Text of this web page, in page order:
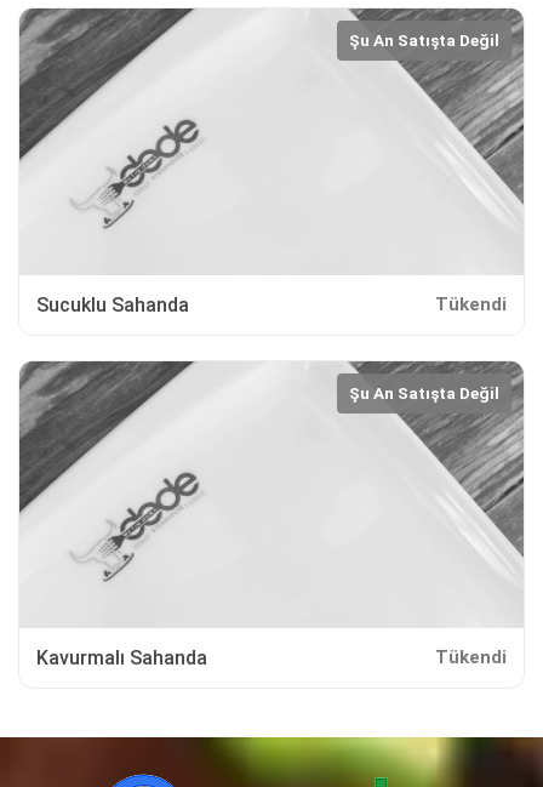
Şu An Satışta Değil
Sucuklu Sahanda Tükendi
Şu An Satışta Değil
Kavurmalı Sahanda Tükendi